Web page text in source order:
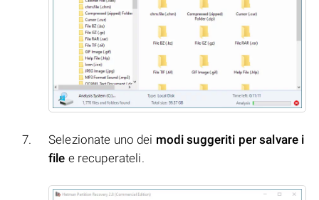
Selezionate uno dei modi suggeriti per salvare i
file e recuperateli.